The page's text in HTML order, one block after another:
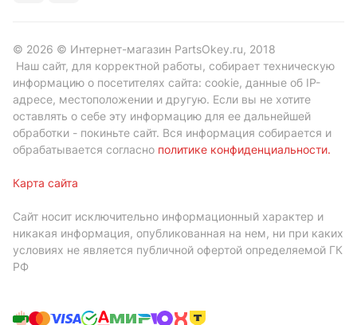
© 2026 © Интернет-магазин PartsOkey.ru, 2018
Наш сайт, для корректной работы, собирает техническую
информацию о посетителях сайта: cookie, данные об IP-
адресе, местоположении и другую. Если вы не хотите
оставлять о себе эту информацию для ее дальнейшей
обработки - покиньте сайт. Вся информация собирается и
обрабатывается согласно политике конфиденциальности.
Карта сайта
Сайт носит исключительно информационный характер и
никакая информация, опубликованная на нем, ни при каких
условиях не является публичной офертой определяемой ГК
РФ